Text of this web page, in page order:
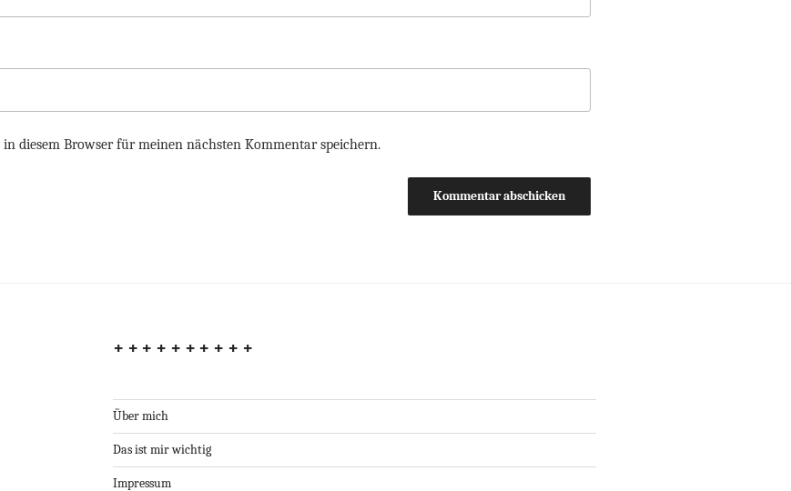
in diesem Browser für meinen nächsten Kommentar speichern.
++++++++++
Über mich
Das ist mir wichtig
Impressum